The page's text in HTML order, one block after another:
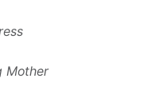
Mother